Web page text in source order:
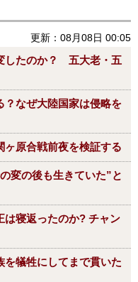
更新：08月08日 00:05
したのか？ 五大老・五
？なぜ大陸国家は侵略を
原合戦前夜を検証する
変の後も生きていた”と
は寝返ったのか? チャン
犠牲にしてまで貫いた